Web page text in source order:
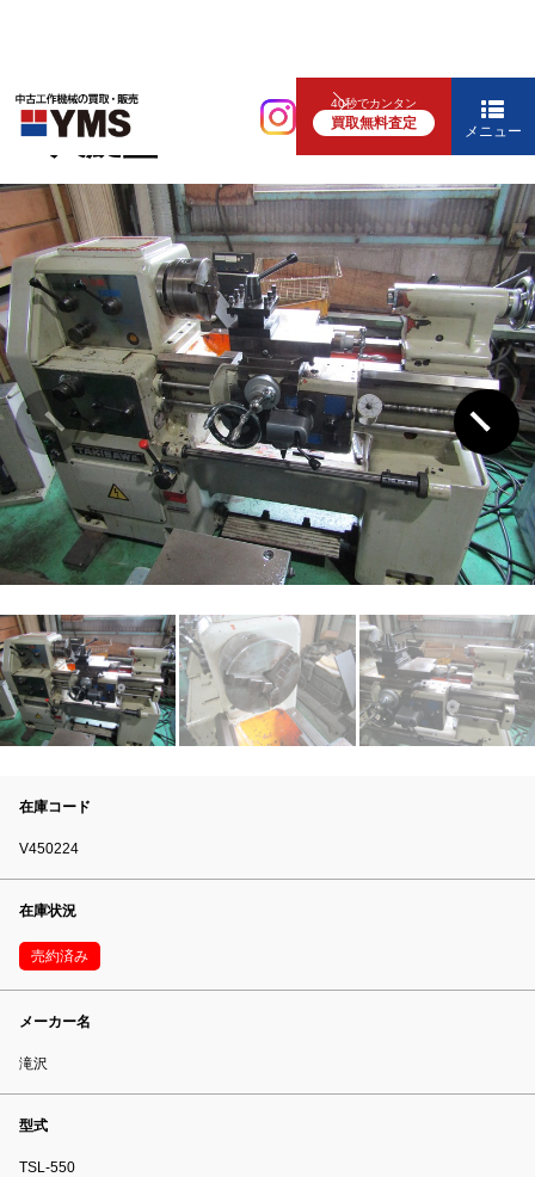
40秒でカンタン
買取無料査定 メニュー
汎用旋盤
4.5尺旋盤
在庫コード
V450224
在庫状況
売約済み
メーカー名
滝沢
型式
TSL-550